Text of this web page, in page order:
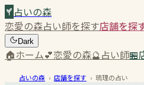
占いの森
恋愛の森占い師を探す店舗を探
Dark
🏠ホーム💕恋愛の森🔮占い師🏪
占いの森 › 店舗を探す › 琉理の占い